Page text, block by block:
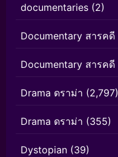
documentaries (2)
Documentary สารคดี
Documentary สารคดี
Drama ดราม่า (2,797)
Drama ดราม่า (355)
Dystopian (39)